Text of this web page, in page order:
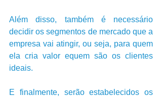
Além disso, também é necessário
decidir os segmentos de mercado que a
empresa vai atingir, ou seja, para quem
ela cria valor equem são os clientes
ideais.
E finalmente, serão estabelecidos os